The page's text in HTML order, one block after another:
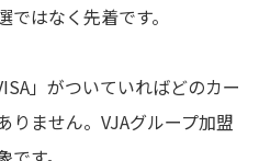
はなく先着です。
」がついていればどのカー
りません。VJAグループ加盟